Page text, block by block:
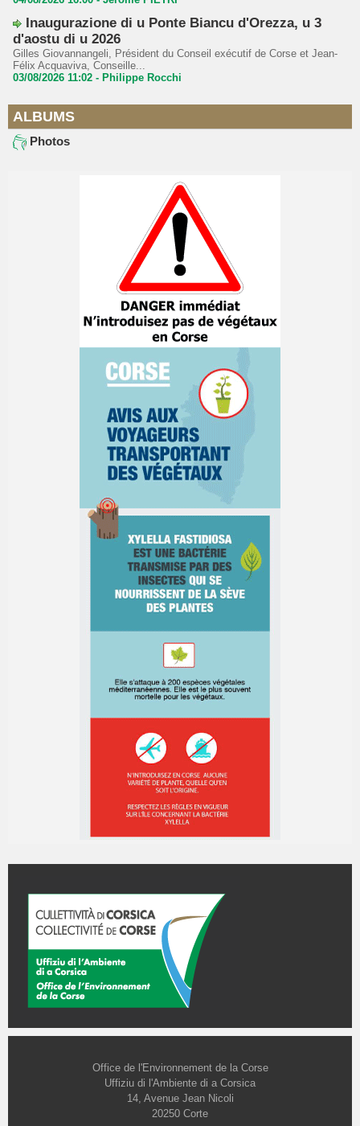
Inaugurazione di u Ponte Biancu d'Orezza, u 3
d'aostu di u 2026
Gilles Giovannangeli, Président du Conseil exécutif de Corse et Jean-
Félix Acquaviva, Conseille...
03/08/2026 11:02 - Philippe Rocchi
ALBUMS
Photos
Office de l'Environnement de la Corse
Uffiziu di l'Ambiente di a Corsica
14, Avenue Jean Nicoli
20250 Corte